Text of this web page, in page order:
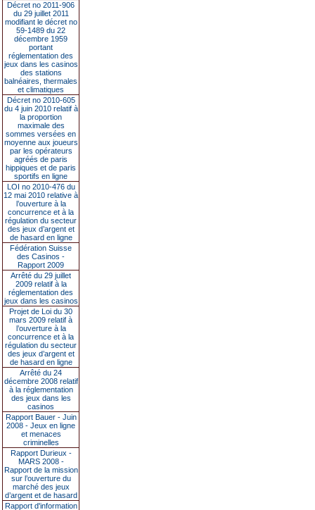
Décret no 2011-906
du 29 juillet 2011
modifiant le décret no
59-1489 du 22
décembre 1959
portant
réglementation des
jeux dans les casinos
des stations
balnéaires, thermales
et climatiques
Décret no 2010-605
du 4 juin 2010 relatif à
la proportion
maximale des
sommes versées en
moyenne aux joueurs
par les opérateurs
agréés de paris
hippiques et de paris
sportifs en ligne
LOI no 2010-476 du
12 mai 2010 relative à
l’ouverture à la
concurrence et à la
régulation du secteur
des jeux d’argent et
de hasard en ligne
Fédération Suisse
des Casinos -
Rapport 2009
Arrêté du 29 juillet
2009 relatif à la
réglementation des
jeux dans les casinos
Projet de Loi du 30
mars 2009 relatif à
l’ouverture à la
concurrence et à la
régulation du secteur
des jeux d’argent et
de hasard en ligne
Arrêté du 24
décembre 2008 relatif
à la réglementation
des jeux dans les
casinos
Rapport Bauer - Juin
2008 - Jeux en ligne
et menaces
criminelles
Rapport Durieux -
MARS 2008 -
Rapport de la mission
sur l’ouverture du
marché des jeux
d’argent et de hasard
Rapport d'information